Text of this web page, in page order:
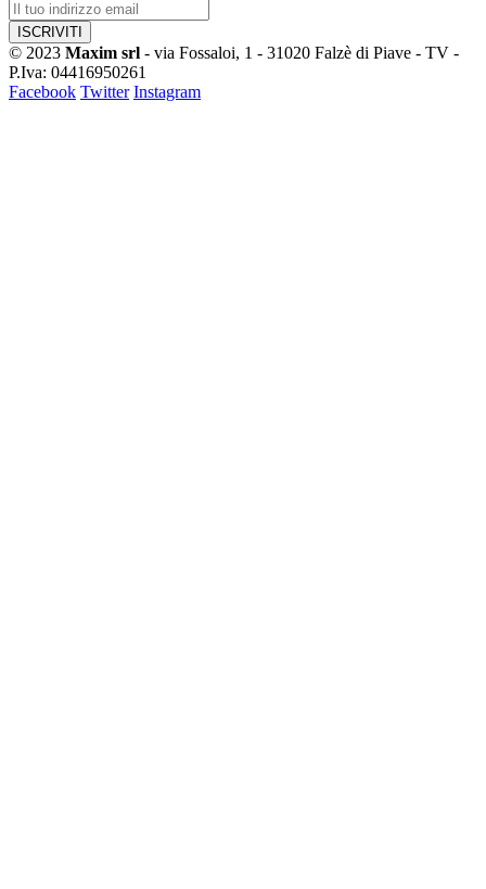
© 2023 Maxim srl - via Fossaloi, 1 - 31020 Falzè di Piave - TV -
P.Iva: 04416950261
Facebook Twitter Instagram